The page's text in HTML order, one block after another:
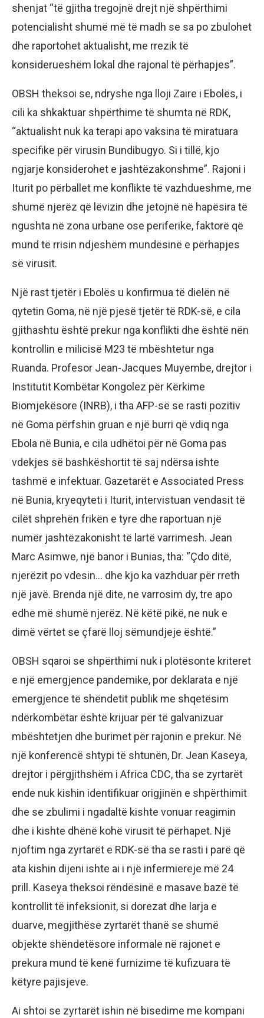
shenjat “të gjitha tregojnë drejt një shpërthimi
potencialisht shumë më të madh se sa po zbulohet
dhe raportohet aktualisht, me rrezik të
konsiderueshëm lokal dhe rajonal të përhapjes”.
OBSH theksoi se, ndryshe nga lloji Zaire i Ebolës, i
cili ka shkaktuar shpërthime të shumta në RDK,
“aktualisht nuk ka terapi apo vaksina të miratuara
specifike për virusin Bundibugyo. Si i tillë, kjo
ngjarje konsiderohet e jashtëzakonshme”. Rajoni i
Iturit po përballet me konflikte të vazhdueshme, me
shumë njerëz që lëvizin dhe jetojnë në hapësira të
ngushta në zona urbane ose periferike, faktorë që
mund të rrisin ndjeshëm mundësinë e përhapjes
së virusit.
Një rast tjetër i Ebolës u konfirmua të dielën në
qytetin Goma, në një pjesë tjetër të RDK-së, e cila
gjithashtu është prekur nga konflikti dhe është nën
kontrollin e milicisë M23 të mbështetur nga
Ruanda. Profesor Jean-Jacques Muyembe, drejtor i
Institutit Kombëtar Kongolez për Kërkime
Biomjekësore (INRB), i tha AFP-së se rasti pozitiv
në Goma përfshin gruan e një burri që vdiq nga
Ebola në Bunia, e cila udhëtoi për në Goma pas
vdekjes së bashkëshortit të saj ndërsa ishte
tashmë e infektuar. Gazetarët e Associated Press
në Bunia, kryeqyteti i Iturit, intervistuan vendasit të
cilët shprehën frikën e tyre dhe raportuan një
numër jashtëzakonisht të lartë varrimesh. Jean
Marc Asimwe, një banor i Bunias, tha: “Çdo ditë,
njerëzit po vdesin… dhe kjo ka vazhduar për rreth
një javë. Brenda një dite, ne varrosim dy, tre apo
edhe më shumë njerëz. Në këtë pikë, ne nuk e
dimë vërtet se çfarë lloj sëmundjeje është.”
OBSH sqaroi se shpërthimi nuk i plotësonte kriteret
e një emergjence pandemike, por deklarata e një
emergjence të shëndetit publik me shqetësim
ndërkombëtar është krijuar për të galvanizuar
mbështetjen dhe burimet për rajonin e prekur. Në
një konferencë shtypi të shtunën, Dr. Jean Kaseya,
drejtor i përgjithshëm i Africa CDC, tha se zyrtarët
ende nuk kishin identifikuar origjinën e shpërthimit
dhe se zbulimi i ngadaltë kishte vonuar reagimin
dhe i kishte dhënë kohë virusit të përhapet. Një
njoftim nga zyrtarët e RDK-së tha se rasti i parë që
ata kishin dijeni ishte ai i një infermiereje më 24
prill. Kaseya theksoi rëndësinë e masave bazë të
kontrollit të infeksionit, si dorezat dhe larja e
duarve, megjithëse zyrtarët thanë se shumë
objekte shëndetësore informale në rajonet e
prekura mund të kenë furnizime të kufizuara të
këtyre pajisjeve.
Ai shtoi se zyrtarët ishin në bisedime me kompani